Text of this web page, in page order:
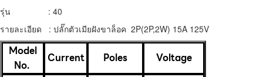
รุ่น : 40
รายละเอียด : ปลั๊กตัวเมียฝังขาล็อค 2P(2P,2W) 15A 125V
Model
No.
Current Poles
Voltage